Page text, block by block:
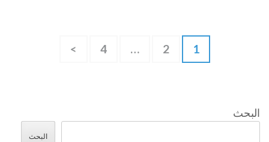
صفحة1 صفحة
2
… صفحة
4
>
البحث
البحث